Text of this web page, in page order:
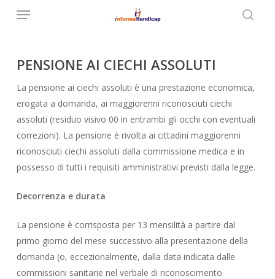
Menu
PENSIONE AI CIECHI ASSOLUTI
La pensione ai ciechi assoluti è una prestazione economica,
erogata a domanda, ai maggiorenni riconosciuti ciechi
assoluti (residuo visivo 00 in entrambi gli occhi con eventuali
correzioni). La pensione è rivolta ai cittadini maggiorenni
riconosciuti ciechi assoluti dalla commissione medica e in
possesso di tutti i requisiti amministrativi previsti dalla legge.
Decorrenza e durata
La pensione è corrisposta per 13 mensilità a partire dal
primo giorno del mese successivo alla presentazione della
domanda (o, eccezionalmente, dalla data indicata dalle
commissioni sanitarie nel verbale di riconoscimento